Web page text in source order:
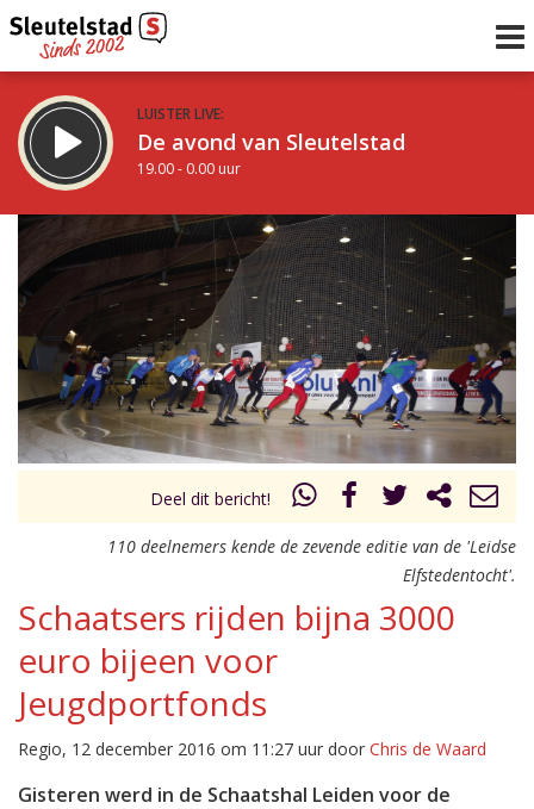
LUISTER LIVE:
De avond van Sleutelstad
19.00 - 0.00 uur
STRAKS:
De nacht van Sleutelstad
0.00 - 6.00 uur
Vorig uur
uur 1 van 0 Volgend uur
Inklappen
Deel dit bericht!
110 deelnemers kende de zevende editie van de 'Leidse
Elfstedentocht'.
Schaatsers rijden bijna 3000
euro bijeen voor
Jeugdportfonds
Regio, 12 december 2016 om 11:27 uur door Chris de Waard
Gisteren werd in de Schaatshal Leiden voor de